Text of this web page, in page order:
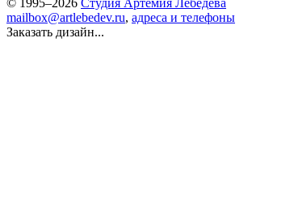
mailbox@artlebedev.ru, адреса и телефоны
Заказать дизайн...